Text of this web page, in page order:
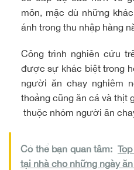
môn, mặc dù những
ánh trong thu nhập hàng
Công trình nghiên cứu
được sự khác biệt trong
người ăn chay nghiêm
thoảng cũng ăn cá và thịt
thuộc nhóm người ăn
Có thể bạn quan tâm:
tại nhà cho những ngày